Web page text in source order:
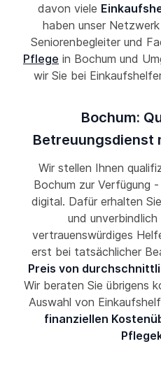
davon viele
haben unser Netzwerk
Seniorenbegleiter und
Pflege in Bochum und
wir Sie bei
Bochum:
Betreuungsdienst
Wir stellen Ihnen
Bochum zur Verfügung
digital. Dafür erhalten
und
vertrauenswürdiges
erst bei tatsächlicher
Preis von
Wir beraten Sie übrigens
Auswahl von
finanziellen